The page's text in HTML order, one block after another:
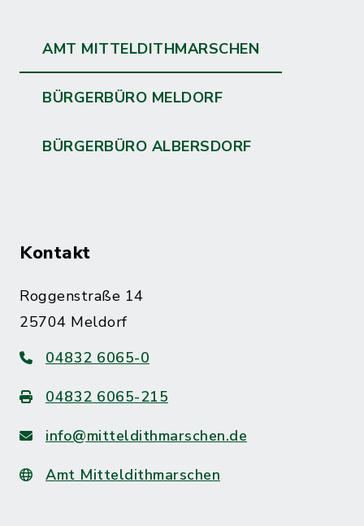
AMT MITTELDITHMARSCHEN
BÜRGERBÜRO MELDORF
BÜRGERBÜRO ALBERSDORF
Kontakt
Roggenstraße 14
25704 Meldorf
04832 6065-0
04832 6065-215
info@mitteldithmarschen.de
Amt Mitteldithmarschen